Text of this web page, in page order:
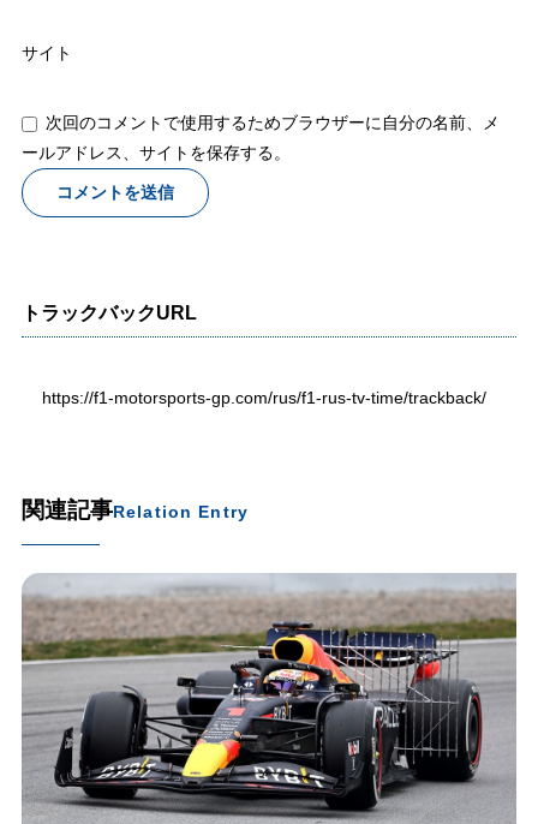
サイト
次回のコメントで使用するためブラウザーに自分の名前、メ
ールアドレス、サイトを保存する。
トラックバックURL
https://f1-motorsports-gp.com/rus/f1-rus-tv-time/trackback/
関連記事Relation Entry